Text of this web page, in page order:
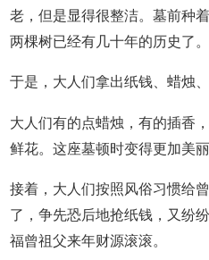
老，但是显得很整洁。墓前种
两棵树已经有几十年的历史了。
于是，大人们拿出纸钱、蜡烛、
大人们有的点蜡烛，有的插香
鲜花。这座墓顿时变得更加美丽
接着，大人们按照风俗习惯给
了，争先恐后地抢纸钱，又纷
福曾祖父来年财源滚滚。